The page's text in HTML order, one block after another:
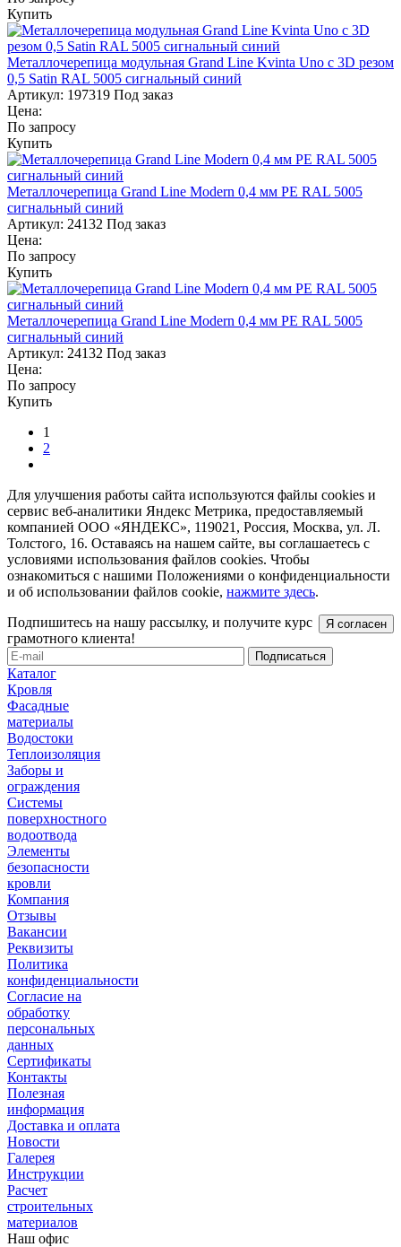
Купить
Металлочерепица модульная Grand Line Kvinta Uno c 3D резом
0,5 Satin RAL 5005 сигнальный синий
Артикул: 197319 Под заказ
Цена:
По запросу
Купить
Металлочерепица Grand Line Modern 0,4 мм PE RAL 5005
сигнальный синий
Артикул: 24132 Под заказ
Цена:
По запросу
Купить
Металлочерепица Grand Line Modern 0,4 мм PE RAL 5005
сигнальный синий
Артикул: 24132 Под заказ
Цена:
По запросу
Купить
1
2
Для улучшения работы сайта используются файлы cookies и
сервис веб-аналитики Яндекс Метрика, предоставляемый
компанией ООО «ЯНДЕКС», 119021, Россия, Москва, ул. Л.
Толстого, 16. Оставаясь на нашем сайте, вы соглашаетесь с
условиями использования файлов cookies. Чтобы
ознакомиться с нашими Положениями о конфиденциальности
и об использовании файлов cookie, нажмите здесь.
Я согласен
Подпишитесь на нашу рассылку, и получите курс
грамотного клиента!
Каталог
Кровля
Фасадные
материалы
Водостоки
Теплоизоляция
Заборы и
ограждения
Системы
поверхностного
водоотвода
Элементы
безопасности
кровли
Компания
Отзывы
Вакансии
Реквизиты
Политика
конфиденциальности
Согласие на
обработку
персональных
данных
Сертификаты
Контакты
Полезная
информация
Доставка и оплата
Новости
Галерея
Инструкции
Расчет
строительных
материалов
Наш офис